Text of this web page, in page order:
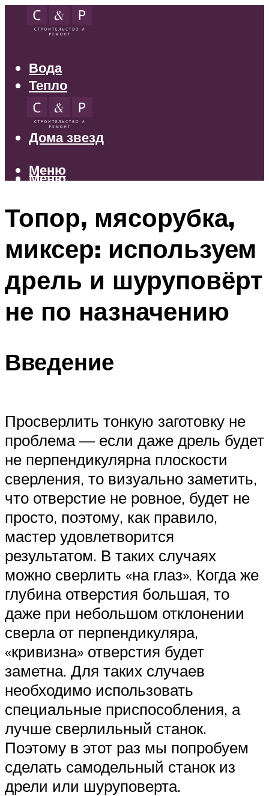
Вода
Тепло
Электрика
Свет
Дома звезд
Меню
Меню
Топор, мясорубка,
миксер: используем
дрель и шуруповёрт
не по назначению
Введение
Просверлить тонкую заготовку не
проблема — если даже дрель будет
не перпендикулярна плоскости
сверления, то визуально заметить,
что отверстие не ровное, будет не
просто, поэтому, как правило,
мастер удовлетворится
результатом. В таких случаях
можно сверлить «на глаз». Когда же
глубина отверстия большая, то
даже при небольшом отклонении
сверла от перпендикуляра,
«кривизна» отверстия будет
заметна. Для таких случаев
необходимо использовать
специальные приспособления, а
лучше сверлильный станок.
Поэтому в этот раз мы попробуем
сделать самодельный станок из
дрели или шуруповерта.